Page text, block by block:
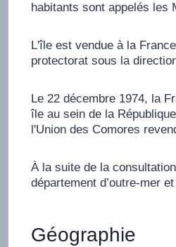
habitants sont appelés les
L'île est vendue à la
protectorat sous la
Le 22 décembre 1974, la
île au sein de la
l'Union des Comores
À la suite de la
département d’outre-mer
Géographie